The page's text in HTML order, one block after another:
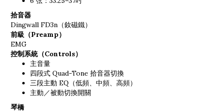
拾音器
Dingwall FD3n（釹磁鐵）
前級（Preamp）
EMG
控制系統（Controls）
主音量
四段式 Quad-Tone 拾音器切換
三段主動 EQ（低頻、中頻、高頻）
主動／被動切換開關
琴橋